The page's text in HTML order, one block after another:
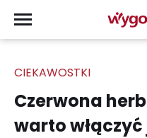
CIEKAWOSTKI
Czerwona
warto